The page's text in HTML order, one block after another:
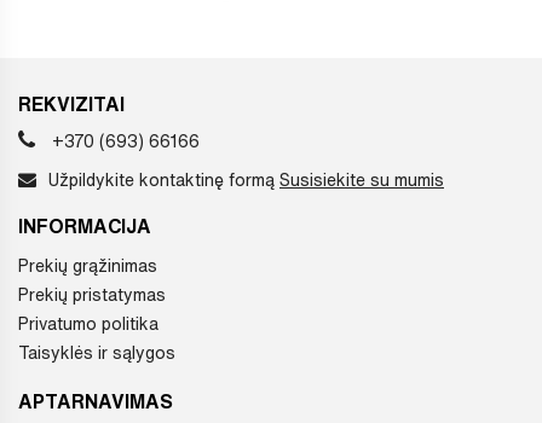
REKVIZITAI
+370 (693) 66166
Užpildykite kontaktinę formą Susisiekite su mumis
INFORMACIJA
Prekių grąžinimas
Prekių pristatymas
Privatumo politika
Taisyklės ir sąlygos
APTARNAVIMAS